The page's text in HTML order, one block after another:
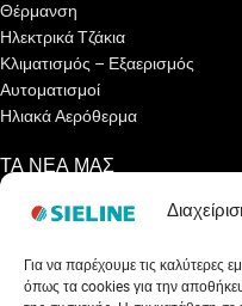
Για να παρέχουμε τις καλύτερες
όπως τα cookies για την
Θέρμανση
Ηλεκτρικά Τζάκια
Κλιματισμός – Εξαερισμός
Αυτοματισμοί
Ηλιακά Αερόθερμα
ΤΑ ΝΕΑ ΜΑΣ
Ενημερωτικά Άρθρα
Συνεντεύξεις
Εκθέσεις